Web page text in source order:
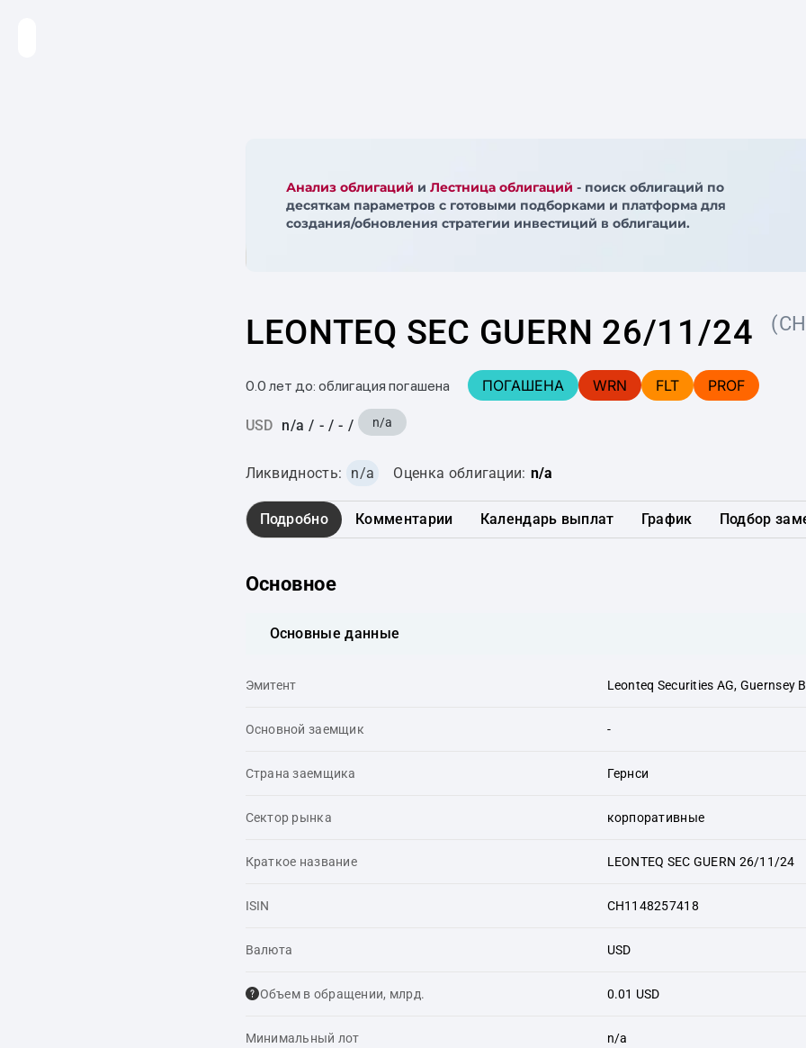
Анализ облигаций и Лестница облигаций - поиск облигаций по
десяткам параметров с готовыми подборками и платформа для
создания/обновления стратегии инвестиций в облигации.
LEONTEQ SEC GUERN 26/11/24
0.0 лет до: облигация погашена ПОГАШЕНА WRN FLT PROF
USD n/a / - / - / n/a
Ликвидность: n/a Оценка облигации: n/a
Подробно Комментарии Календарь выплат График Подбор
Основное
Основные данные
Эмитент Leonteq Securities AG, Guernsey
Основной заемщик -
Страна заемщика Гернси
Сектор рынка корпоративные
Краткое название LEONTEQ SEC GUERN 26/11/24
ISIN CH1148257418
Валюта USD
Объем в обращении, млрд. 0.01 USD
Минимальный лот n/a